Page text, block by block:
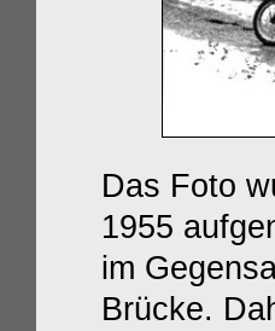
Das Foto
1955
im
Brücke.